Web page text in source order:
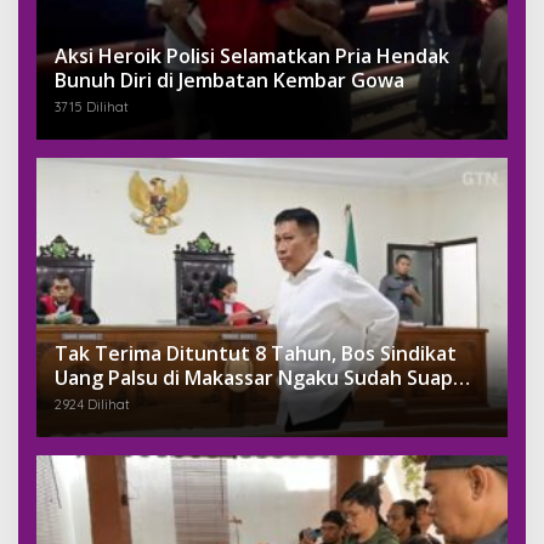
Aksi Heroik Polisi Selamatkan Pria Hendak
Bunuh Diri di Jembatan Kembar Gowa
3715 Dilihat
Tak Terima Dituntut 8 Tahun, Bos Sindikat
Uang Palsu di Makassar Ngaku Sudah Suap
Jaksa Dengan Miliaran
2924 Dilihat